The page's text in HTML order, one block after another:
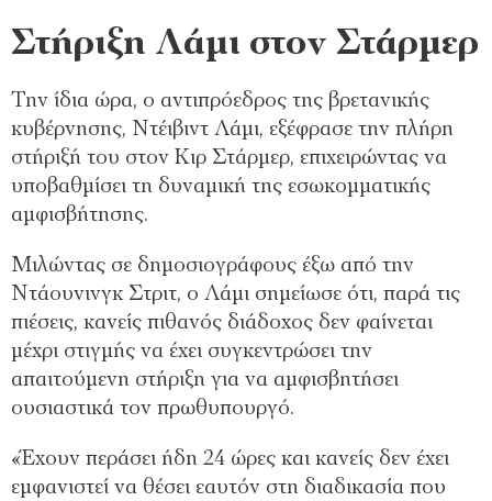
Στήριξη Λάμι στον Στάρμερ
Την ίδια ώρα, ο αντιπρόεδρος της βρετανικής
κυβέρνησης, Ντέιβιντ Λάμι, εξέφρασε την πλήρη
στήριξή του στον Κιρ Στάρμερ, επιχειρώντας να
υποβαθμίσει τη δυναμική της εσωκομματικής
αμφισβήτησης.
Μιλώντας σε δημοσιογράφους έξω από την
Ντάουνινγκ Στριτ, ο Λάμι σημείωσε ότι, παρά τις
πιέσεις, κανείς πιθανός διάδοχος δεν φαίνεται
μέχρι στιγμής να έχει συγκεντρώσει την
απαιτούμενη στήριξη για να αμφισβητήσει
ουσιαστικά τον πρωθυπουργό.
«Έχουν περάσει ήδη 24 ώρες και κανείς δεν έχει
εμφανιστεί να θέσει εαυτόν στη διαδικασία που